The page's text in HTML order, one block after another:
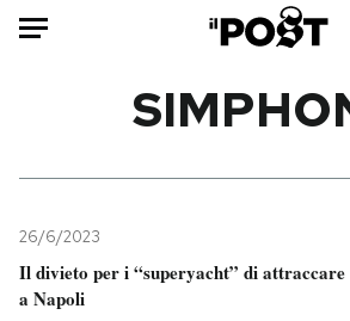
Mondo
Politica
Tecnologia
26/6/2023
Il divieto per i “superyacht” di attraccare
a Napoli